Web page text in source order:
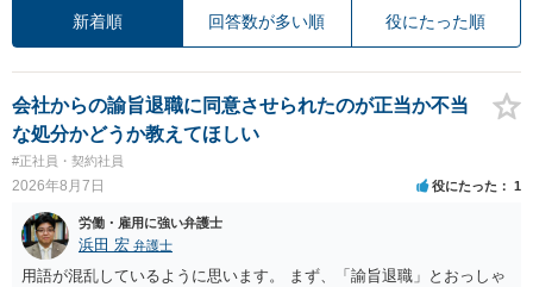
新着順 回答数が多い順 役にたった順
会社からの諭旨退職に同意させられたのが正当か不当
な処分かどうか教えてほしい
#正社員・契約社員
2026年8月7日 役にたった 1
労働・雇用に強い弁護士
浜田 宏 弁護士
用語が混乱しているように思います。 まず、「諭旨退職」とおっしゃ